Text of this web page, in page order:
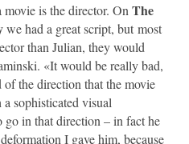
is the director. On The
we had a great script, but most
than Julian, they would
«It would be really bad,
of the direction that the movie
sophisticated visual
go in that direction – in fact he
I gave him, because